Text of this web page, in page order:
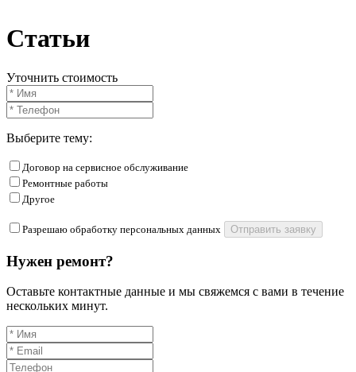
Статьи
Уточнить стоимость
Выберите тему:
Договор на сервисное обслуживание
Ремонтные работы
Другое
Разрешаю обработку персональных данных Отправить заявку
Нужен ремонт?
Оставьте контактные данные и мы свяжемся с вами в течение
нескольких минут.